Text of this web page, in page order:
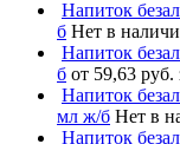
Напиток
б Нет в
Напиток
б от 59,63 руб.
Напиток
мл ж/б Нет в
Напиток